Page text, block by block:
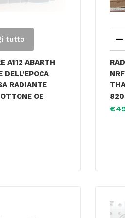
tutto
A112 ABARTH
DELL’EPOCA
RADIANTE
OE
€